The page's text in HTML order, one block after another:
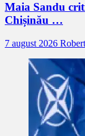
Maia Sandu
Chișinău …
7 august 2026 Robert